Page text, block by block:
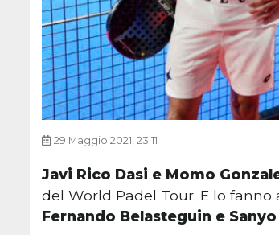
29 Maggio 2021, 23:11
Javi Rico Dasi e Momo
del World Padel Tour. E lo
Fernando Belasteguin e